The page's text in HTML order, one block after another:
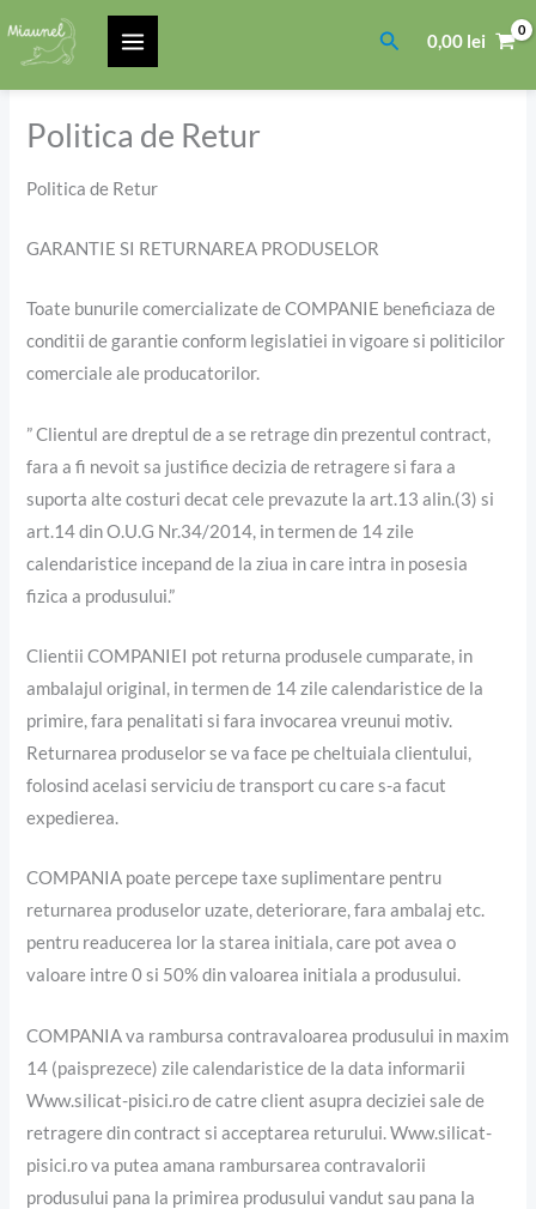
Search0,00 lei
Politica de Retur
Politica de Retur
GARANTIE SI RETURNAREA PRODUSELOR
Toate bunurile comercializate de COMPANIE beneficiaza de
conditii de garantie conform legislatiei in vigoare si politicilor
comerciale ale producatorilor.
” Clientul are dreptul de a se retrage din prezentul contract,
fara a fi nevoit sa justifice decizia de retragere si fara a
suporta alte costuri decat cele prevazute la art.13 alin.(3) si
art.14 din O.U.G Nr.34/2014, in termen de 14 zile
calendaristice incepand de la ziua in care intra in posesia
fizica a produsului.”
Clientii COMPANIEI pot returna produsele cumparate, in
ambalajul original, in termen de 14 zile calendaristice de la
primire, fara penalitati si fara invocarea vreunui motiv.
Returnarea produselor se va face pe cheltuiala clientului,
folosind acelasi serviciu de transport cu care s-a facut
expedierea.
COMPANIA poate percepe taxe suplimentare pentru
returnarea produselor uzate, deteriorare, fara ambalaj etc.
pentru readucerea lor la starea initiala, care pot avea o
valoare intre 0 si 50% din valoarea initiala a produsului.
COMPANIA va rambursa contravaloarea produsului in maxim
14 (paisprezece) zile calendaristice de la data informarii
Www.silicat-pisici.ro de catre client asupra deciziei sale de
retragere din contract si acceptarea returului. Www.silicat-
pisici.ro va putea amana rambursarea contravalorii
produsului pana la primirea produsului vandut sau pana la